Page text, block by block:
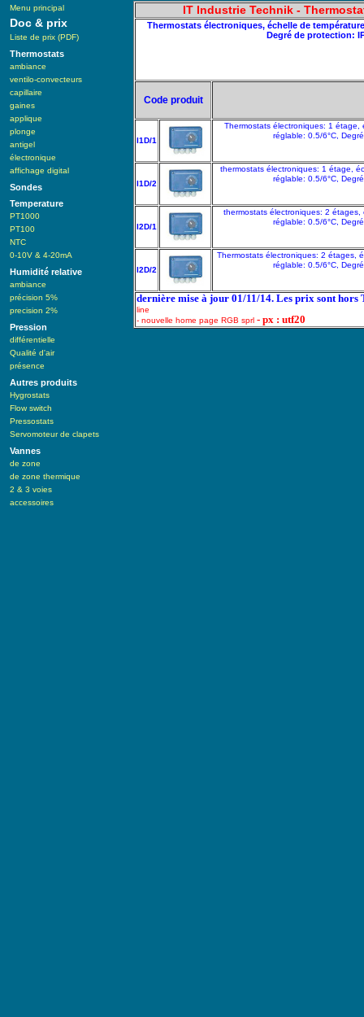
Menu principal
Doc & prix
Liste de prix (PDF)
Thermostats
ambiance
ventilo-convecteurs
capillaire
gaines
applique
plonge
antigel
électronique
affichage digital
Sondes
Temperature
PT1000
PT100
NTC
0-10V & 4-20mA
Humidité relative
ambiance
précision 5%
precision 2%
Pression
différentielle
Qualité d'air
présence
Autres produits
Hygrostats
Flow switch
Pressostats
Servomoteur de clapets
Vannes
de zone
de zone thermique
2 & 3 voies
accessoires
IT Industrie Technik -
Thermostats électroniques, échelle de
Degré de protection:
Code produit
I1D/1
Thermostats électroniques: 1 étage,
réglable: 0.5/6°C,
I1D/2
thermostats électroniques: 1 étage,
réglable: 0.5/6°C,
I2D/1
thermostats électroniques: 2 étages,
réglable: 0.5/6°C,
I2D/2
Thermostats électroniques: 2 étages,
réglable: 0.5/6°C,
dernière mise à jour 01/11/14. Les prix sont
line
- nouvelle home page RGB sprl - px : utf20